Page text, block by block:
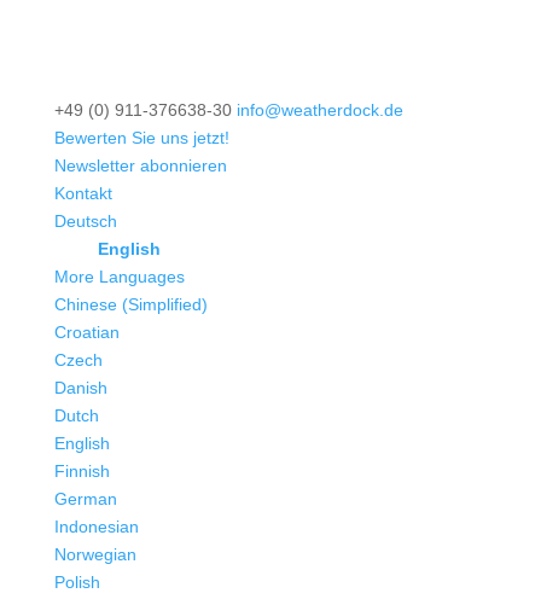
+49 (0) 911-376638-30 info@weatherdock.de
Bewerten Sie uns jetzt!
Newsletter abonnieren
Kontakt
Deutsch
English
More Languages
Chinese (Simplified)
Croatian
Czech
Danish
Dutch
English
Finnish
German
Indonesian
Norwegian
Polish